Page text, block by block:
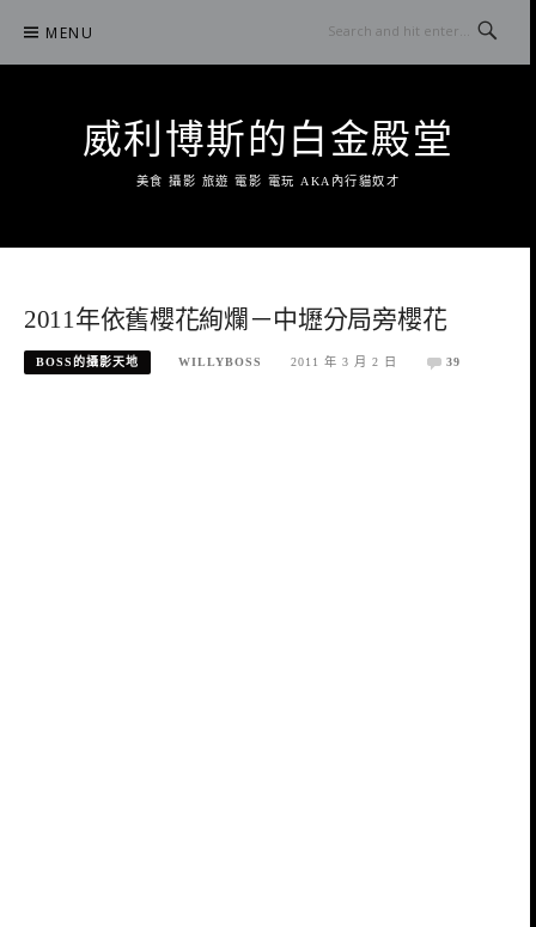
content
MENU
威利博斯的白金殿堂
美食 攝影 旅遊 電影 電玩 AKA內行貓奴才
2011年依舊櫻花絢爛－中壢分局旁櫻花
BOSS的攝影天地 WILLYBOSS 2011 年 3 月 2 日 39